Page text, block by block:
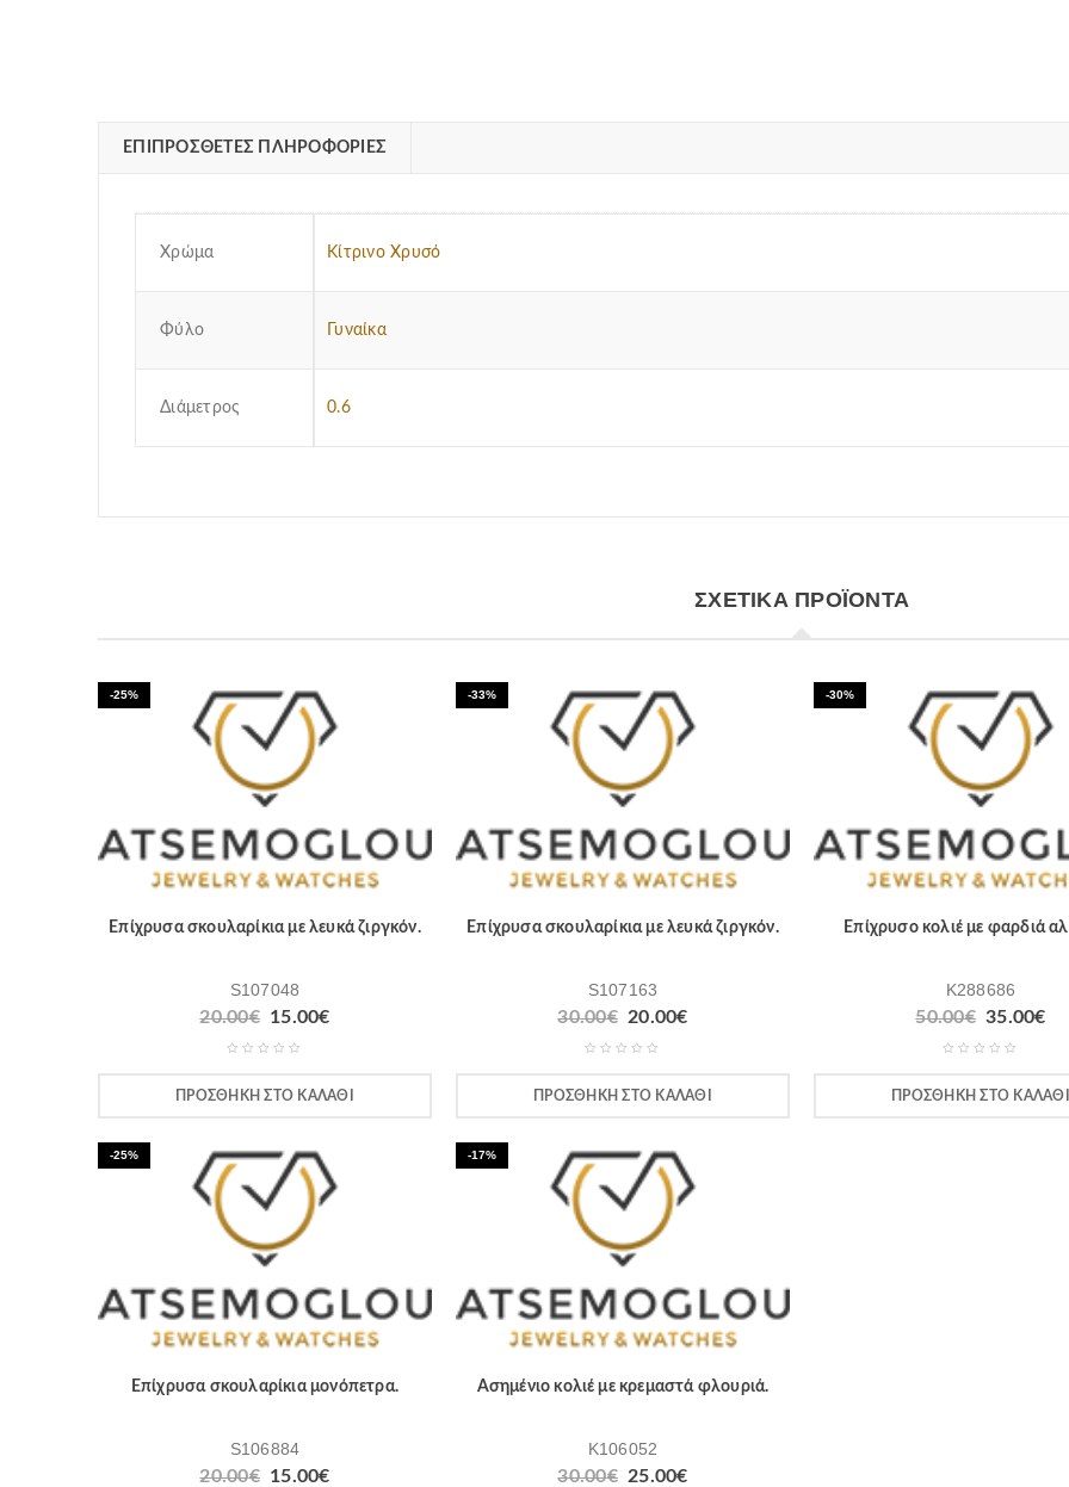
ΕΠΙΠΡΌΣΘΕΤΕΣ ΠΛΗΡΟΦΟΡΊΕΣ
Χρώμα Κίτρινο Χρυσό
Φύλο Γυναίκα
Διάμετρος 0.6
ΣΧΕΤΙΚΆ ΠΡΟΪΌΝΤΑ
-25%
Επίχρυσα σκουλαρίκια με λευκά ζιργκόν.
S107048
20.00€ 15.00€
ΠΡΟΣΘΉΚΗ ΣΤΟ ΚΑΛΆΘΙ
-33%
Επίχρυσα σκουλαρίκια με λευκά ζιργκόν.
S107163
30.00€ 20.00€
ΠΡΟΣΘΉΚΗ ΣΤΟ ΚΑΛΆΘΙ
-30%
Επίχρυσο κολιέ με φαρδιά
K288686
50.00€ 35.00€
ΠΡΟΣΘΉΚΗ ΣΤΟ ΚΑΛΆΘΙ
-25%
Επίχρυσα σκουλαρίκια μονόπετρα.
S106884
20.00€ 15.00€
-17%
Ασημένιο κολιέ με κρεμαστά φλουριά.
K106052
30.00€ 25.00€